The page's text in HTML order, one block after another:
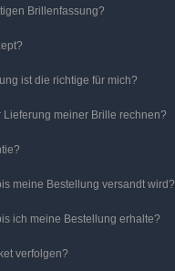
Brillenfassung?
ist die richtige für mich?
Lieferung meiner Brille rechnen?
meine Bestellung versandt wird?
ich meine Bestellung erhalte?
verfolgen?